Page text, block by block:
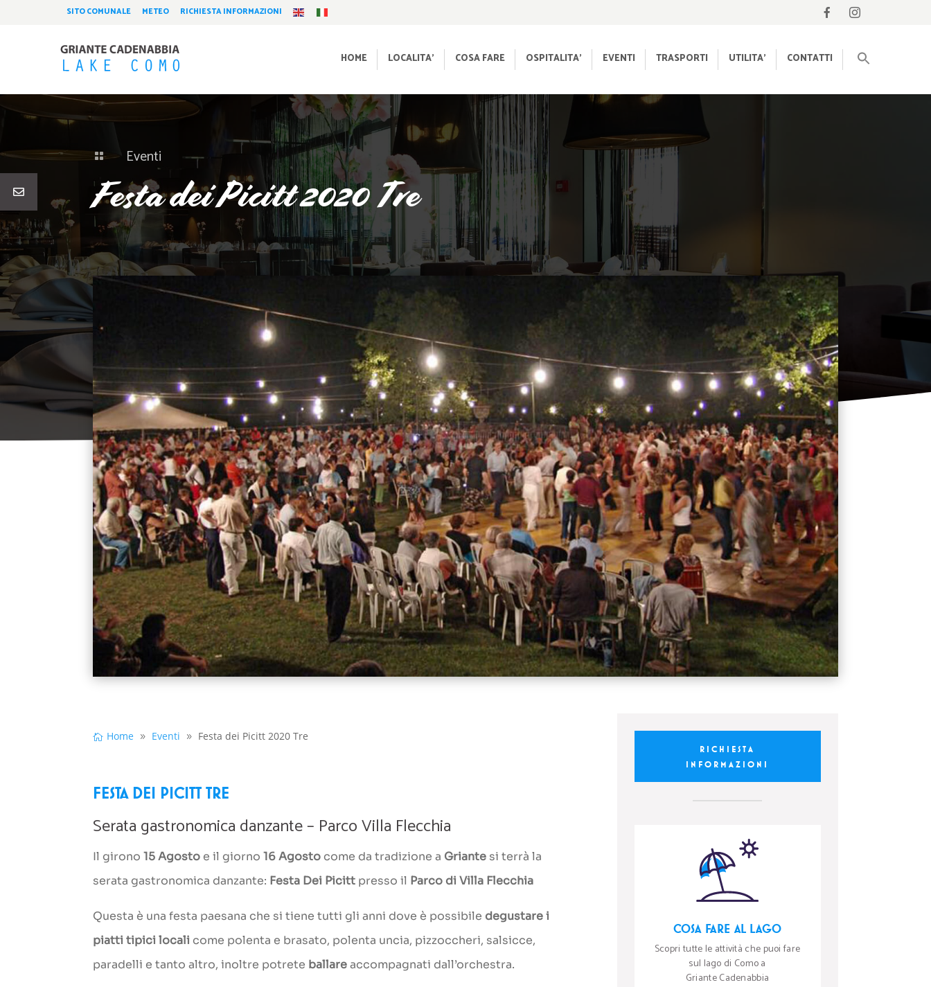
SITO COMUNALE METEO RICHIESTA INFORMAZIONI
HOME LOCALITA’ COSA FARE OSPITALITA’ EVENTI TRASPORTI UTILITA’ CONTATTI
 Eventi
Festa dei Picitt 2020 Tre
Home Eventi Festa dei Picitt 2020 Tre
FESTA DEI PICITT TRE
Serata gastronomica danzante – Parco Villa Flecchia
Il girono15 Agosto e il giorno16 Agosto come da tradizione a Griante si terrà la
serata gastronomica danzante: Festa Dei Picitt presso il Parco di Villa Flecchia
Questa è una festa paesana che si tiene tutti gli anni dove è possibile degustare i
piatti tipici locali come polenta e brasato, polenta uncia, pizzoccheri, salsicce,
paradelli e tanto altro, inoltre potrete ballareaccompagnati dall’orchestra.
RICHIESTA
INFORMAZIONI
COSA FARE AL LAGO
Scopri tutte le attività che puoi fare
sul lago di Como a
Griante Cadenabbia